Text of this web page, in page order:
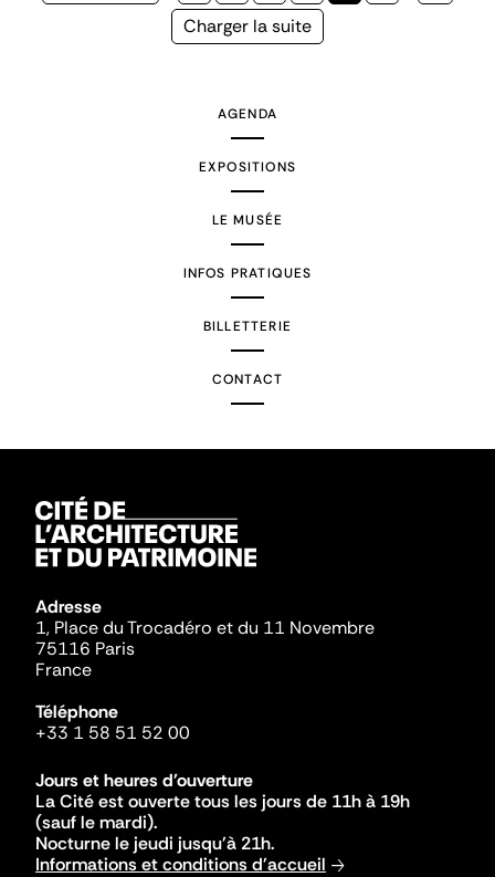
Page
Charger la suite
AGENDA
EXPOSITIONS
LE MUSÉE
INFOS PRATIQUES
BILLETTERIE
CONTACT
Adresse
1, Place du Trocadéro et du 11 Novembre
75116 Paris
France
Téléphone
+33 1 58 51 52 00
Jours et heures d'ouverture
La Cité est ouverte tous les jours de 11h à 19h
(sauf le mardi).
Nocturne le jeudi jusqu'à 21h.
Informations et conditions d'accueil